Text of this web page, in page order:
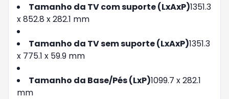
Tamanho da TV com suporte (LxAxP)1351.3
x 852.8 x 282.1 mm
Tamanho da TV sem suporte (LxAxP)1351.3
x 775.1 x 59.9 mm
Tamanho da Base/Pés (LxP)1099.7 x 282.1
mm